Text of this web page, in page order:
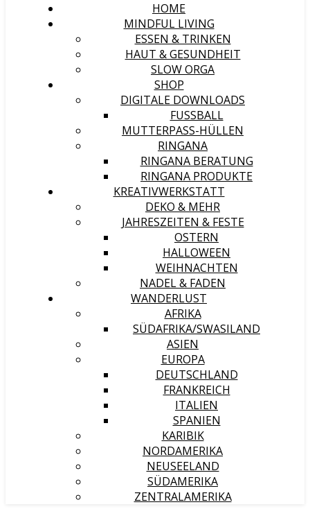
HOME
MINDFUL LIVING
ESSEN & TRINKEN
HAUT & GESUNDHEIT
SLOW ORGA
SHOP
DIGITALE DOWNLOADS
FUSSBALL
MUTTERPASS-HÜLLEN
RINGANA
RINGANA BERATUNG
RINGANA PRODUKTE
KREATIVWERKSTATT
DEKO & MEHR
JAHRESZEITEN & FESTE
OSTERN
HALLOWEEN
WEIHNACHTEN
NADEL & FADEN
WANDERLUST
AFRIKA
SÜDAFRIKA/SWASILAND
ASIEN
EUROPA
DEUTSCHLAND
FRANKREICH
ITALIEN
SPANIEN
KARIBIK
NORDAMERIKA
NEUSEELAND
SÜDAMERIKA
ZENTRALAMERIKA